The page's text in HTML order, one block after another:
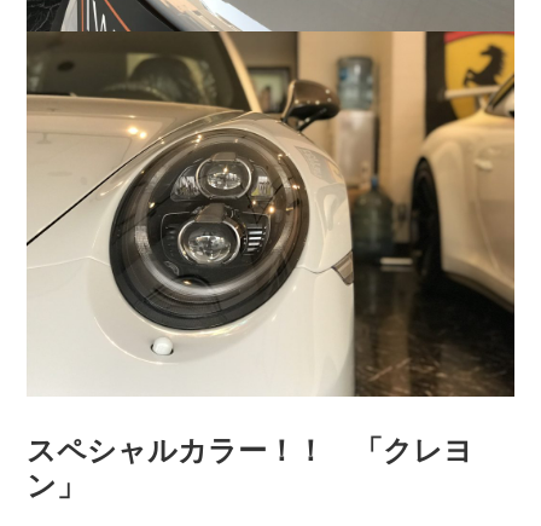
スペシャルカラー！！ 「クレヨ
ン」